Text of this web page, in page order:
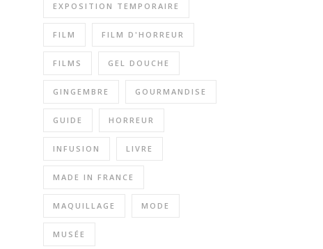
EXPOSITION TEMPORAIRE
FILM FILM D'HORREUR
FILMS GEL DOUCHE
GINGEMBRE GOURMANDISE
GUIDE HORREUR
INFUSION LIVRE
MADE IN FRANCE
MAQUILLAGE MODE
MUSÉE